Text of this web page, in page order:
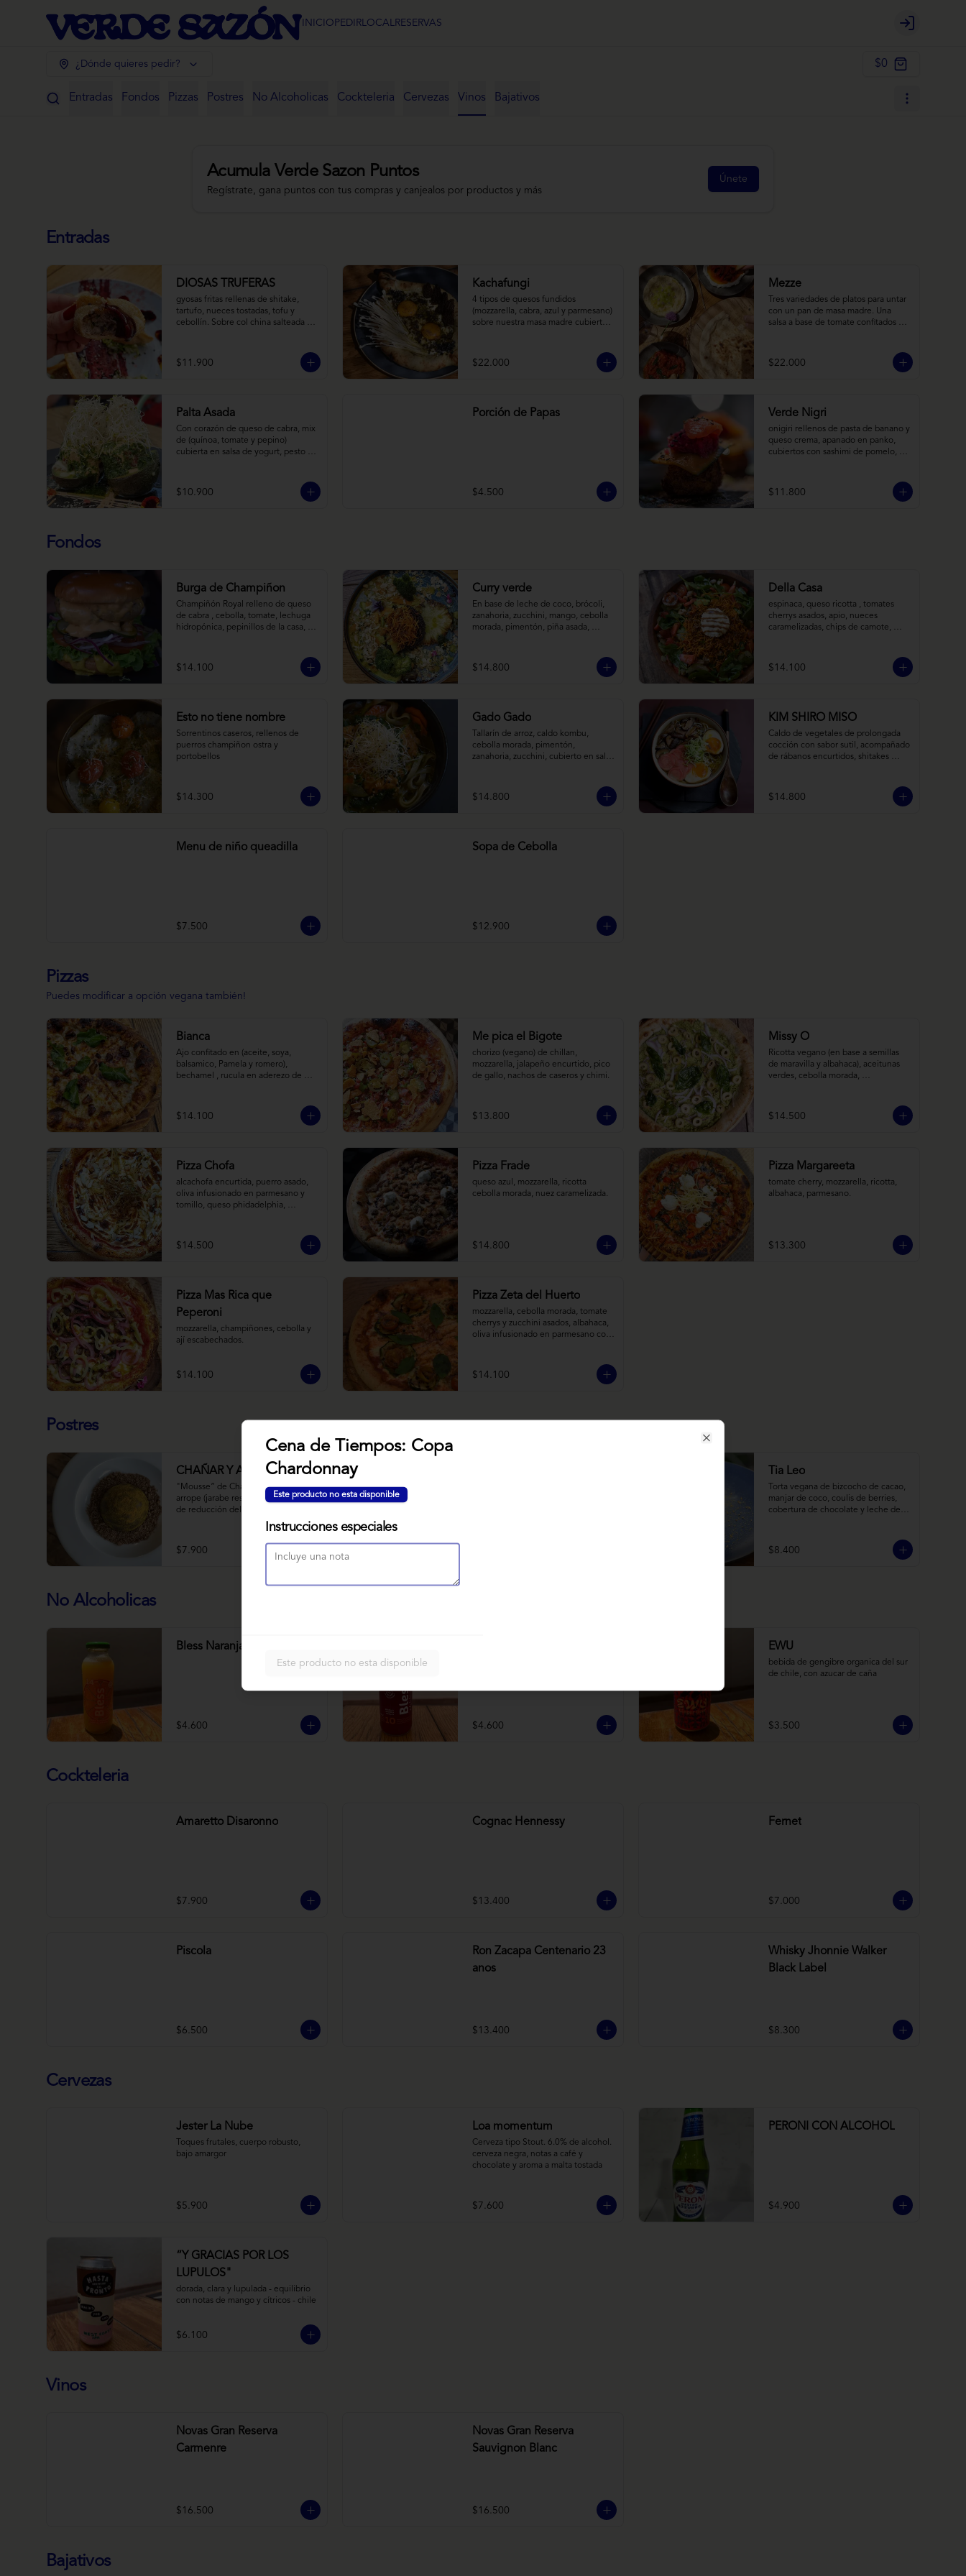
INICIO PEDIRLOCALRESERVAS
Login
¿Dónde quieres pedir? $0
Entradas Fondos Pizzas Postres No Alcoholicas Cockteleria Cervezas Vinos Bajativos
Acumula Verde Sazon Puntos
Regístrate, gana puntos con tus compras y canjealos por productos y más
Únete
Entradas
DIOSAS TRUFERAS
gyosas fritas rellenas de shitake,
tartufo, nueces tostadas, tofu y
cebollín. Sobre col china salteada en
asiáticos
$11.900
Kachafungi
4 tipos de quesos fundidos
(mozzarella, cabra, azul y parmesano)
sobre nuestra masa madre cubierta
finas de trufa negra frescas y
pequeños toques de chimichurri.
$22.000
Mezze
Tres variedades de platos para untar
con un pan de masa madre. Una
salsa a base de tomate confitados y
limón y ajo; pimentones y cebollas
horneadas largamente, con toques
$22.000
Palta Asada
Con corazón de queso de cabra, mix
de (quínoa, tomate y pepino)
cubierta en salsa de yogurt, pesto de
$10.900
Porción de Papas
$4.500
Verde Nigri
onigiri rellenos de pasta de banano y
queso crema, apanado en panko,
cubiertos con sashimi de pomelo,
sobre salsa de crema de coco con
wasabi y tierra de cochayuyo.
$11.800
Fondos
Burga de Champiñon
Champiñón Royal relleno de queso
de cabra , cebolla, tomate, lechuga
hidropónica, pepinillos de la casa,
horneadas.
$14.100
Curry verde
En base de leche de coco, brócoli,
zanahoria, zucchini, mango, cebolla
morada, pimentón, piña asada,
$14.800
Della Casa
espinaca, queso ricotta , tomates
cherrys asados, apio, nueces
caramelizadas, chips de camote,
$14.100
Esto no tiene nombre
Sorrentinos caseros, rellenos de
puerros champiñon ostra y
portobellos
$14.300
Gado Gado
Tallarín de arroz, caldo kombu,
cebolla morada, pimentón,
zanahoria, zucchini, cubierto en salsa
$14.800
KIM SHIRO MISO
Caldo de vegetales de prolongada
cocción con sabor sutil, acompañado
de rábanos encurtidos, shitakes
como opción vegana) y los
infaltables fideos de ramen.
$14.800
Menu de niño queadilla
$7.500
Sopa de Cebolla
$12.900
Pizzas
Puedes modificar a opción vegana también!
Bianca
Ajo confitado en (aceite, soya,
balsamico, Pamela y romero),
bechamel , rucula en aderezo de
$14.100
Me pica el Bigote
chorizo (vegano) de chillan,
mozzarella, jalapeño encurtido, pico
de gallo, nachos de caseros y chimi.
$13.800
Missy O
Ricotta vegano (en base a semillas
de maravilla y albahaca), aceitunas
verdes, cebolla morada,
$14.500
Pizza Chofa
alcachofa encurtida, puerro asado,
oliva infusionado en parmesano y
tomillo, queso phidadelphia,
$14.500
Pizza Frade
queso azul, mozzarella, ricotta
cebolla morada, nuez caramelizada.
$14.800
Pizza Margareeta
tomate cherry, mozzarella, ricotta,
albahaca, parmesano.
$13.300
Pizza Mas Rica que
Peperoni
mozzarella, champiñones, cebolla y
ají escabechados.
$14.100
Pizza Zeta del Huerto
mozzarella, cebolla morada, tomate
cherrys y zucchini asados, albahaca,
oliva infusionado en parmesano con
$14.100
Postres
CHAÑAR Y ALGARROBO
"Mousse” de Chañar, relleno de
arrope (jarabe resultado de 10 horas
de reducción del fruto y agua) de
Chañar con toque de clavo de olor y
canela, cubierto de una fina capa  de
chocolate amargo y cúrcuma, sobre
una tierra de harina de
$7.900
Tia Leo
Torta vegana de bizcocho de cacao,
manjar de coco, coulis de berries,
cobertura de chocolate y leche de
$8.400
No Alcoholicas
Bless Naranja
$4.600 $4.600
EWU
bebida de gengibre organica del sur
de chile, con azucar de caña
$3.500
Cockteleria
Amaretto Disaronno
$7.900
Cognac Hennessy
$13.400
Fernet
$7.000
Piscola
$6.500
Ron Zacapa Centenario 23
anos
$13.400
Whisky Jhonnie Walker
Black Label
$8.300
Cervezas
Jester La Nube
Toques frutales, cuerpo robusto,
bajo amargor
$5.900
Loa momentum
Cerveza tipo Stout. 6.0% de alcohol.
cerveza negra, notas a café y
chocolate y aroma a malta tostada
$7.600
PERONI CON ALCOHOL
$4.900
“Y GRACIAS POR LOS
LUPULOS"
dorada, clara y lupulada - equilibrio
con notas de mango y cítricos - chile
$6.100
Vinos
Novas Gran Reserva
Carmenre
$16.500
Novas Gran Reserva
Sauvignon Blanc
$16.500
Bajativos
Cena de Tiempos: Copa
Chardonnay
Este producto no esta disponible
Instrucciones especiales
Este producto no esta disponible
Close